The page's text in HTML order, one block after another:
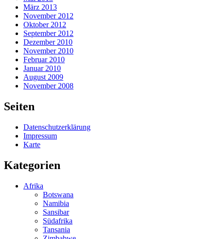
März 2013
November 2012
Oktober 2012
September 2012
Dezember 2010
November 2010
Februar 2010
Januar 2010
August 2009
November 2008
Seiten
Datenschutzerklärung
Impressum
Karte
Kategorien
Afrika
Botswana
Namibia
Sansibar
Südafrika
Tansania